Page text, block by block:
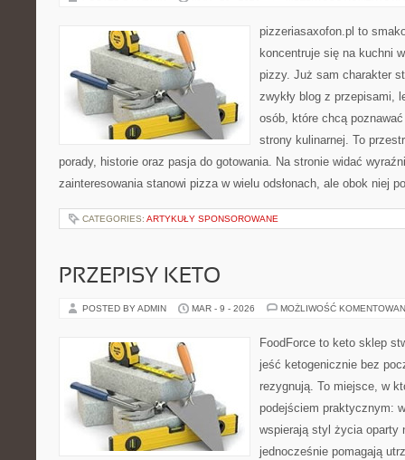
pizzeriasaxofon.pl to
koncentruje się na kuchni
pizzy. Już sam charakter
zwykły blog z przepisami,
osób, które chcą
strony kulinarnej. To
porady, historie oraz pasja do gotowania. Na stronie widać
zainteresowania stanowi pizza w wielu odsłonach, ale obok niej
CATEGORIES: ARTYKUŁY SPONSOROWANE
PRZEPISY KETO
POSTED BY ADMIN MAR - 9 - 2026 MOŻLIWOŚĆ
FoodForce to keto sklep
jeść ketogenicznie bez
rezygnują. To miejsce, w
podejściem praktycznym:
wspierają styl życia oparty
jednocześnie pomagają